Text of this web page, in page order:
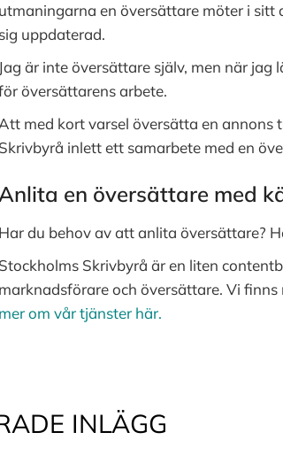
utmaningarna en översättare möter i
sig uppdaterad.
Jag är inte översättare själv, men när
översättarens arbete.
Att med kort varsel översätta en
Skrivbyrå inlett ett samarbete med en
en översättare med
Har du behov av att anlita översättare?
Stockholms Skrivbyrå är en liten
marknadsförare och översättare. Vi
mer om vår tjänster här.
INLÄGG